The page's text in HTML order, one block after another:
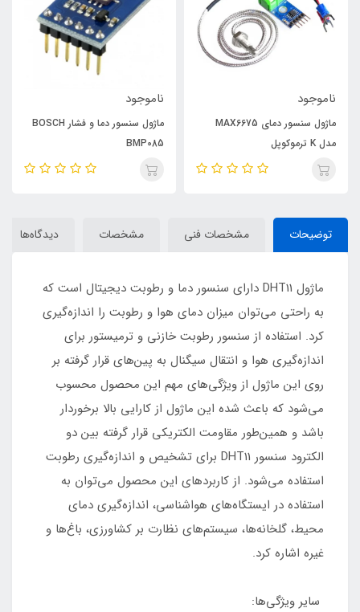
ناموجود
ماژول سنسور دمای MAX6675
مدل K ترموکوپل
ناموجود
ماژول سنسور دما و فشار BOSCH
BMP085
توضیحات مشخصات فنی مشخصات دیدگاه‌ها
ماژول DHT11 دارای سنسور دما و رطوبت دیجیتال است که
به راحتی می‌توان میزان دمای هوا و رطوبت را اندازه‌گیری
کرد. استفاده از سنسور رطوبت خازنی و ترمیستور برای
اندازه‌گیری هوا و انتقال سیگنال به پین‌های قرار گرفته بر
روی این ماژول از ویژگی‌های مهم این محصول محسوب
می‌شود که باعث شده این ماژول از کارایی بالا برخوردار
باشد و همین‌طور مقاومت الکتریکی قرار گرفته بین دو
الکترود سنسور DHT11 برای تشخیص و اندازه‌گیری رطوبت
استفاده می‌شود. از کاربرد‌های این محصول می‌توان به
استفاده در ایستگاه‌های هواشناسی، اندازه‌گیری دمای
محیط، گلخانه‌ها، سیستم‌های نظارت بر کشاورزی، باغ‌ها و
غیره اشاره کرد.
سایر ویژگی‌ها: